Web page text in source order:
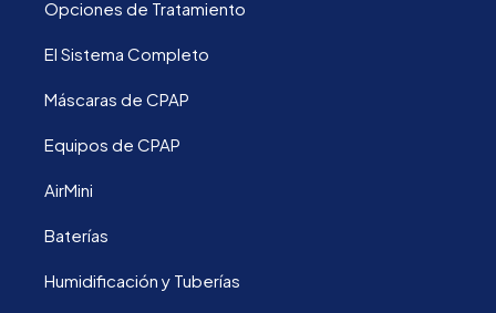
Opciones de Tratamiento
El Sistema Completo
Máscaras de CPAP
Equipos de CPAP
AirMini
Baterías
Humidificación y Tuberías